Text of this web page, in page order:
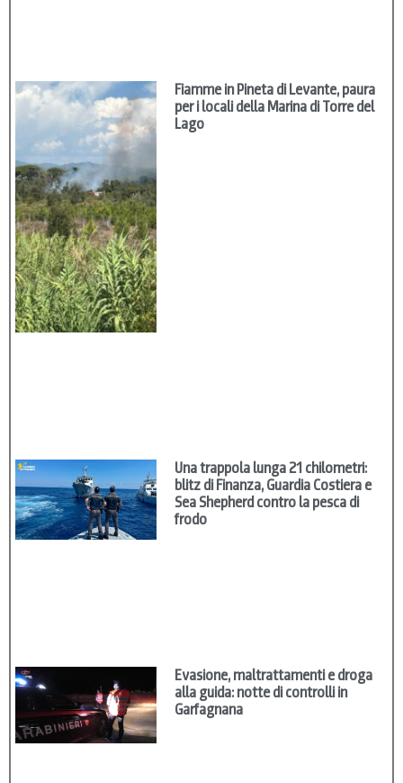
Fiamme in Pineta di Levante, paura
per i locali della Marina di Torre del
Lago
Una trappola lunga 21 chilometri:
blitz di Finanza, Guardia Costiera e
Sea Shepherd contro la pesca di
frodo
Evasione, maltrattamenti e droga
alla guida: notte di controlli in
Garfagnana